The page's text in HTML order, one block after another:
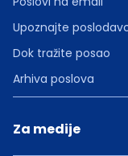
Upoznajte
Dok tražite posao
Arhiva poslova
Za medije